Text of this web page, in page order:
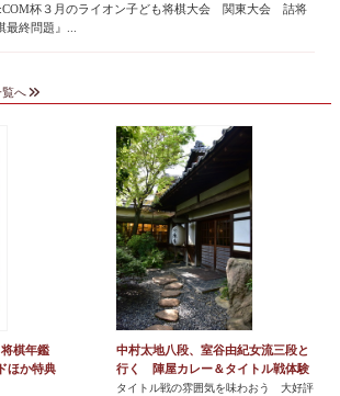
杯３月のライオン子ども将棋大会 関東大会 詰将
最終問題』...
へ
将棋年鑑
ほか特典
中村太地八段、室谷由紀女流三段と
行く 陣屋カレー＆タイトル戦体験
タイトル戦の雰囲気を味わおう 大好評